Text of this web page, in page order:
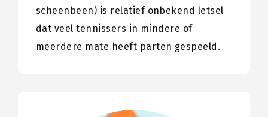
scheenbeen) is relatief onbekend letsel
dat veel tennissers in mindere of
meerdere mate heeft parten gespeeld.